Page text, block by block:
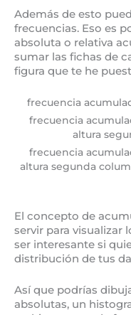
Además de esto
frecuencias. Eso es
absoluta o relativa
sumar las fichas de
figura que te he
frecuencia
frecuencia
altura
frecuencia
altura segunda
El concepto de
servir para visualizar
ser interesante si
distribución de tus
Así que podrías
absolutas, un